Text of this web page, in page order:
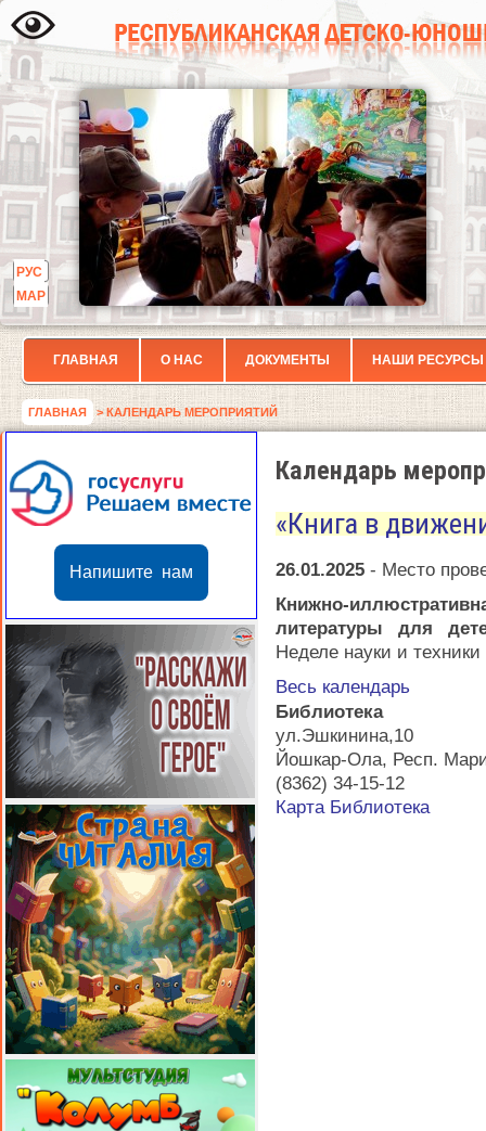
РУС
МАР
ГЛАВНАЯ О НАС ДОКУМЕНТЫ НАШИ РЕСУРСЫ
ГЛАВНАЯ > КАЛЕНДАРЬ МЕРОПРИЯТИЙ
Напишите нам
Календарь
«Книга в
26.01.2025 - Место
Книжно-
литературы для
Неделе науки и
Весь календарь
Библиотека
ул.Эшкинина,10
Йошкар-Ола, Респ.
(8362) 34-15-12
Карта Библиотека